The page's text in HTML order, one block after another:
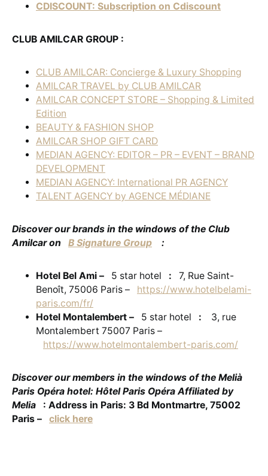
CDISCOUNT: Subscription on Cdiscount
CLUB AMILCAR GROUP :
CLUB AMILCAR: Concierge & Luxury Shopping
AMILCAR TRAVEL by CLUB AMILCAR
AMILCAR CONCEPT STORE – Shopping & Limited
Edition
BEAUTY & FASHION SHOP
AMILCAR SHOP GIFT CARD
MEDIAN AGENCY: EDITOR – PR – EVENT – BRAND
DEVELOPMENT
MEDIAN AGENCY: International PR AGENCY
TALENT AGENCY by AGENCE MÉDIANE
Discover our brands in the windows of the Club
Amilcar on B Signature Group :
Hotel Bel Ami – 5 star hotel : 7, Rue Saint-
Benoît, 75006 Paris – https://www.hotelbelami-
paris.com/fr/
Hotel Montalembert –
5 star hotel : 3, rue
Montalembert 75007 Paris –
https://www.hotelmontalembert-paris.com/
Discover our members in the windows of the Melià
Paris Opéra hotel: Hôtel Paris Opéra Affiliated by
Melia
: Address in Paris: 3 Bd Montmartre, 75002
Paris – click here